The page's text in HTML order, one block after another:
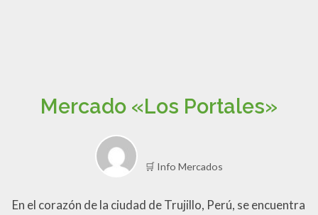
Mercado «Los Portales»
🛒 Info Mercados
En el corazón de la ciudad de Trujillo, Perú, se encuentra